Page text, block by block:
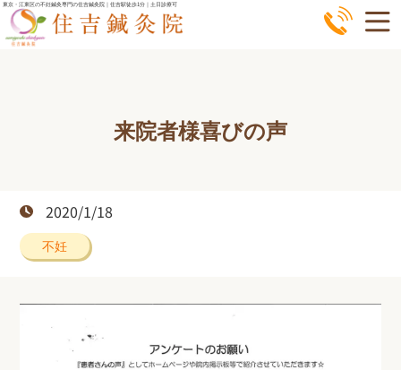
コ
ン
東京・江東区の不妊鍼灸専門の住吉鍼灸院｜住吉駅徒歩1分｜土日診療可
来院者様喜びの声
2020/1/18
不妊